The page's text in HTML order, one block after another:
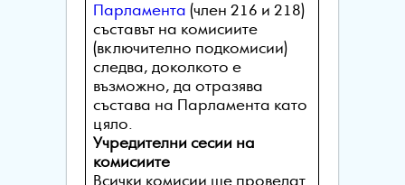
Парламента (член 216 и 218)
съставът на комисиите
(включително подкомисии)
следва, доколкото е
възможно, да отразява
състава на Парламента като
цяло.
Учредителни сесии на
комисиите
Всички комисии ще проведат